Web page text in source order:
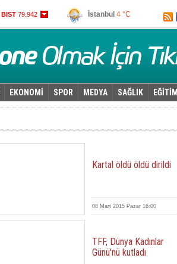
Euro2,7845
EKONOMİ SPOR MEDYA SAĞLIK EĞİTİM
Kartal öldü öldü dirildi
08 Mart 2015 Pazar 16:00
TFF, Dünya Kadınlar
Günü'nü kutladı